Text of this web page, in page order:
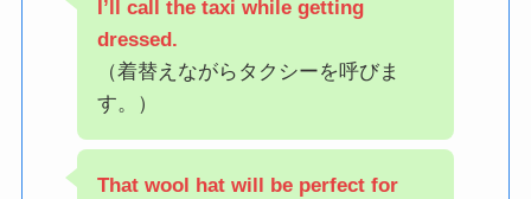
I’ll call the taxi while getting
dressed.
（着替えながらタクシーを呼びま
す。）
That wool hat will be perfect for